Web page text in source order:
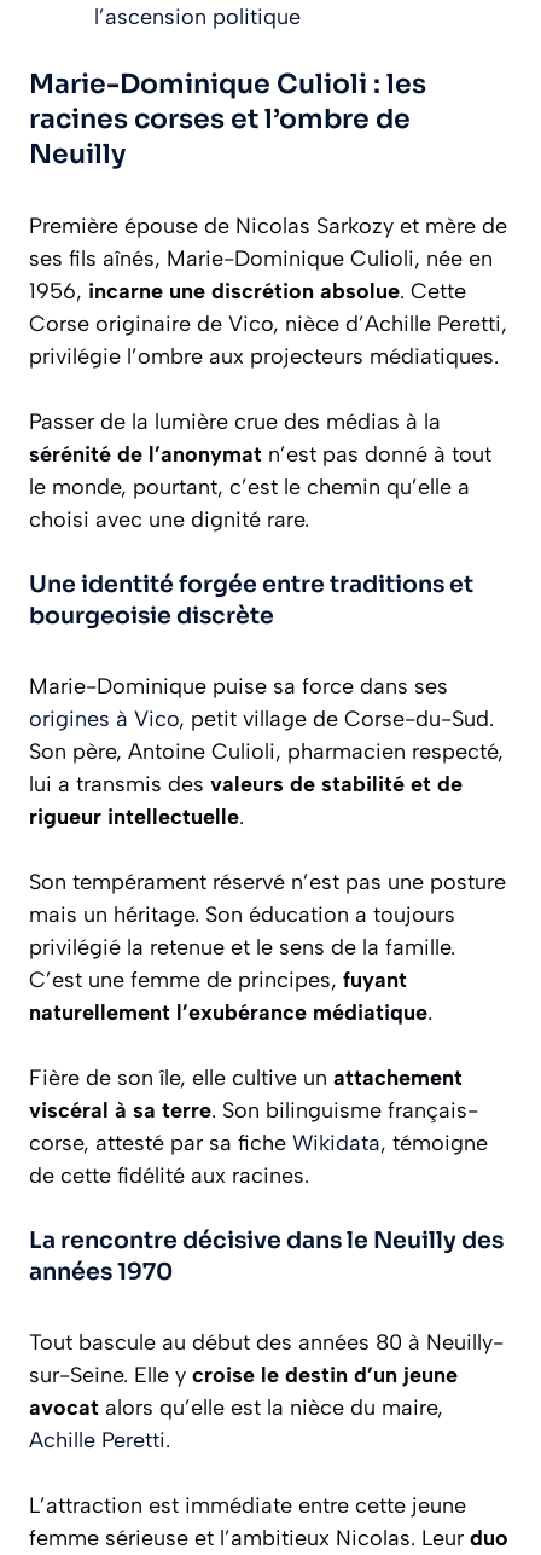
l’ascension politique
Marie-Dominique Culioli : les
racines corses et l’ombre de
Neuilly
Première épouse de Nicolas Sarkozy et mère de
ses fils aînés, Marie-Dominique Culioli, née en
1956, incarne une discrétion absolue. Cette
Corse originaire de Vico, nièce d’Achille Peretti,
privilégie l’ombre aux projecteurs médiatiques.
Passer de la lumière crue des médias à la
sérénité de l’anonymat n’est pas donné à tout
le monde, pourtant, c’est le chemin qu’elle a
choisi avec une dignité rare.
Une identité forgée entre traditions et
bourgeoisie discrète
Marie-Dominique puise sa force dans ses
origines à Vico, petit village de Corse-du-Sud.
Son père, Antoine Culioli, pharmacien respecté,
lui a transmis des valeurs de stabilité et de
rigueur intellectuelle.
Son tempérament réservé n’est pas une posture
mais un héritage. Son éducation a toujours
privilégié la retenue et le sens de la famille.
C’est une femme de principes, fuyant
naturellement l’exubérance médiatique.
Fière de son île, elle cultive un attachement
viscéral à sa terre. Son bilinguisme français-
corse, attesté par sa fiche Wikidata, témoigne
de cette fidélité aux racines.
La rencontre décisive dans le Neuilly des
années 1970
Tout bascule au début des années 80 à Neuilly-
sur-Seine. Elle y croise le destin d’un jeune
avocat alors qu’elle est la nièce du maire,
Achille Peretti.
L’attraction est immédiate entre cette jeune
femme sérieuse et l’ambitieux Nicolas. Leur duo